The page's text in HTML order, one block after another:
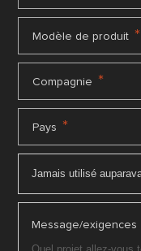
Modèle de produit *
Compagnie *
Pays *
Message/exigences